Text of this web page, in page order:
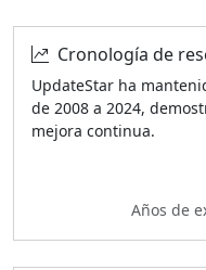
Cronología de
UpdateStar ha
de 2008 a 2024,
mejora continua.
Años de